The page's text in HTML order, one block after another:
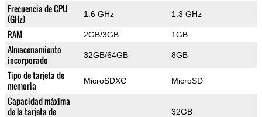
Frecuencia de CPU
(GHz)
1.6 GHz 1.3 GHz
RAM 2GB/3GB 1GB
Almacenamiento
incorporado
32GB/64GB 8GB
Tipo de tarjeta de
memoria
MicroSDXC MicroSD
Capacidad máxima
de la tarjeta de
32GB